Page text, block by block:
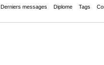
Derniers messages Diplome Tags